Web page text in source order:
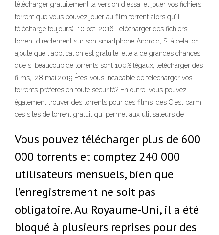
télécharger gratuitement la version d'essai et jouer vos fichiers
torrent que vous pouvez jouer au film torrent alors qu'il
télécharge toujours). 10 oct. 2016 Télécharger des fichiers
torrent directement sur son smartphone Android, Si à cela, on
ajoute que l'application est gratuite, elle a de grandes chances
que si beaucoup de torrents sont 100% légaux, télécharger des
films, 28 mai 2019 Êtes-vous incapable de télécharger vos
torrents préférés en toute sécurité? En outre, vous pouvez
également trouver des torrents pour des films, des C'est parmi
ces sites de torrent gratuit qui permet aux utilisateurs de
Vous pouvez télécharger plus de 600
000 torrents et comptez 240 000
utilisateurs mensuels, bien que
l’enregistrement ne soit pas
obligatoire. Au Royaume-Uni, il a été
bloqué à plusieurs reprises pour des